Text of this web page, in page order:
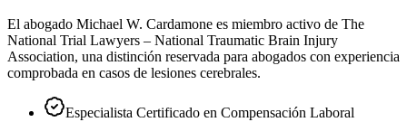
El abogado Michael W. Cardamone es miembro activo de The
National Trial Lawyers – National Traumatic Brain Injury
Association, una distinción reservada para abogados con experiencia
comprobada en casos de lesiones cerebrales.
Especialista Certificado en Compensación Laboral